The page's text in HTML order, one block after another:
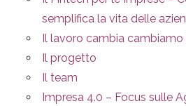
semplifica la vita delle
Il lavoro cambia cambiamo
Il progetto
Il team
Impresa 4.0 – Focus sulle